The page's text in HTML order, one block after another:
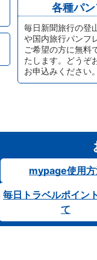
各種パ
毎日新聞旅行の登
や国内旅行パンフ
ご希望の方に無料
たします。どうぞ
お申込みください。
mypage使用
毎日トラベルポイン
て